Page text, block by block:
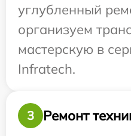
углубленный
организуем
мастерскую в
Infratech.
3
Ремонт